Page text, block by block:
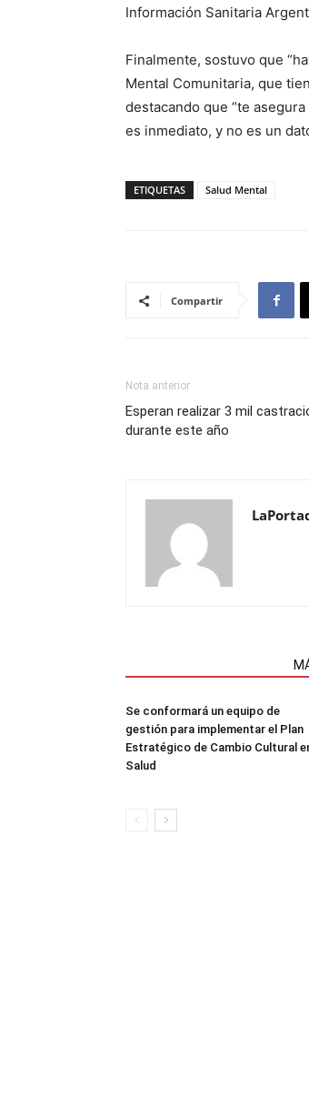
Información Sanitaria
Finalmente, sostuvo que
Mental Comunitaria, que
destacando que “te
es inmediato, y no es un
ETIQUETAS Salud Mental
Compartir
Nota anterior
Esperan realizar 3 mil
durante este año
Se conformará un equipo de
gestión para implementar el Plan
Estratégico de Cambio Cultural
Salud